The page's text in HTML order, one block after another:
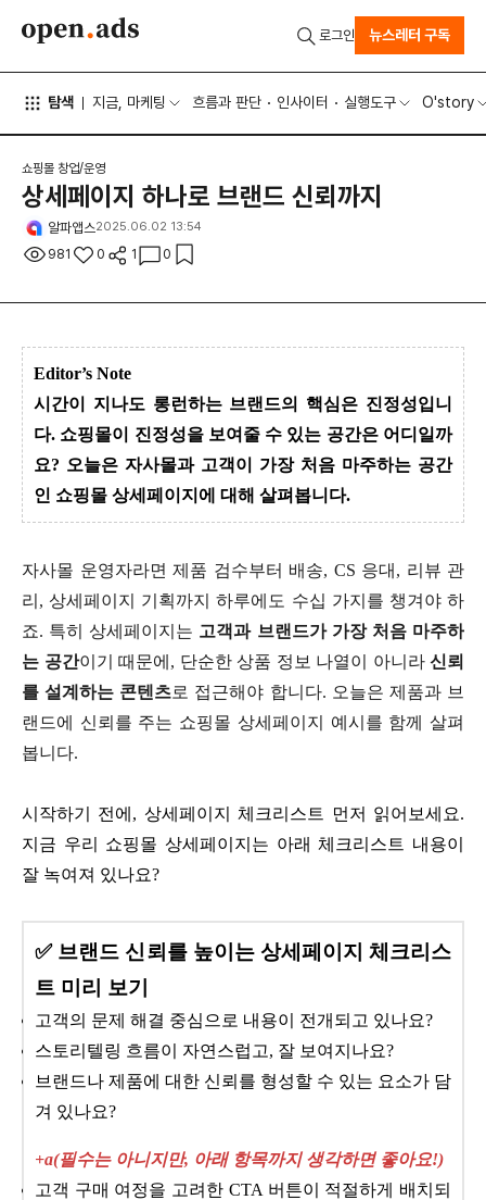
탐색 지금, 마케팅 흐름과 판단 인사이터 실행도구 O'story
로그인 뉴스레터 구독
쇼핑몰 창업/운영
상세페이지 하나로 브랜드 신뢰까지
알파앱스2025.06.02 13:54
981 0 1 0
Editor’s Note
시간이 지나도 롱런하는 브랜드의 핵심은 진정성입니
다. 쇼핑몰이 진정성을 보여줄 수 있는 공간은 어디일까
요? 오늘은 자사몰과 고객이 가장 처음 마주하는 공간
인 쇼핑몰 상세페이지에 대해 살펴봅니다.
자사몰 운영자라면 제품 검수부터 배송, CS 응대, 리뷰 관
리, 상세페이지 기획까지 하루에도 수십 가지를 챙겨야 하
죠. 특히 상세페이지는 고객과 브랜드가 가장 처음 마주하
는 공간이기 때문에, 단순한 상품 정보 나열이 아니라 신뢰
를 설계하는 콘텐츠로 접근해야 합니다. 오늘은 제품과 브
랜드에 신뢰를 주는 쇼핑몰 상세페이지 예시를 함께 살펴
봅니다.
시작하기 전에, 상세페이지 체크리스트 먼저 읽어보세요.
지금 우리 쇼핑몰 상세페이지는 아래 체크리스트 내용이
잘 녹여져 있나요?
✅ 브랜드 신뢰를 높이는 상세페이지 체크리스
트 미리 보기
고객의 문제 해결 중심으로 내용이 전개되고 있나요?
스토리텔링 흐름이 자연스럽고, 잘 보여지나요?
브랜드나 제품에 대한 신뢰를 형성할 수 있는 요소가 담
겨 있나요?
+a(필수는 아니지만, 아래 항목까지 생각하면 좋아요!)
고객 구매 여정을 고려한 CTA 버튼이 적절하게 배치되